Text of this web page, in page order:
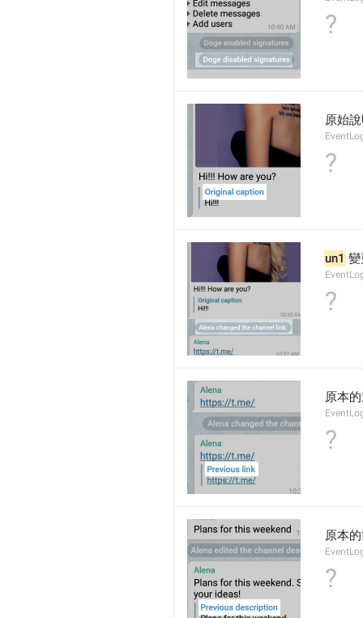
?
原始
?
un1 變
?
原本
?
原本
?